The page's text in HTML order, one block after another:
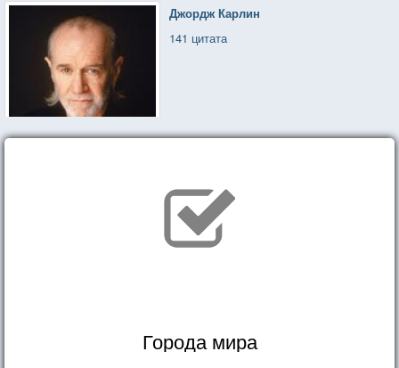
Джордж Карлин
141 цитата
Города мира